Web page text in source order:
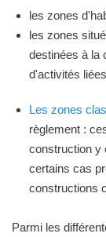
les zones
les zones
destinées à la
d'activités
Les zones
règlement :
construction y
certains cas
constructions
Parmi les